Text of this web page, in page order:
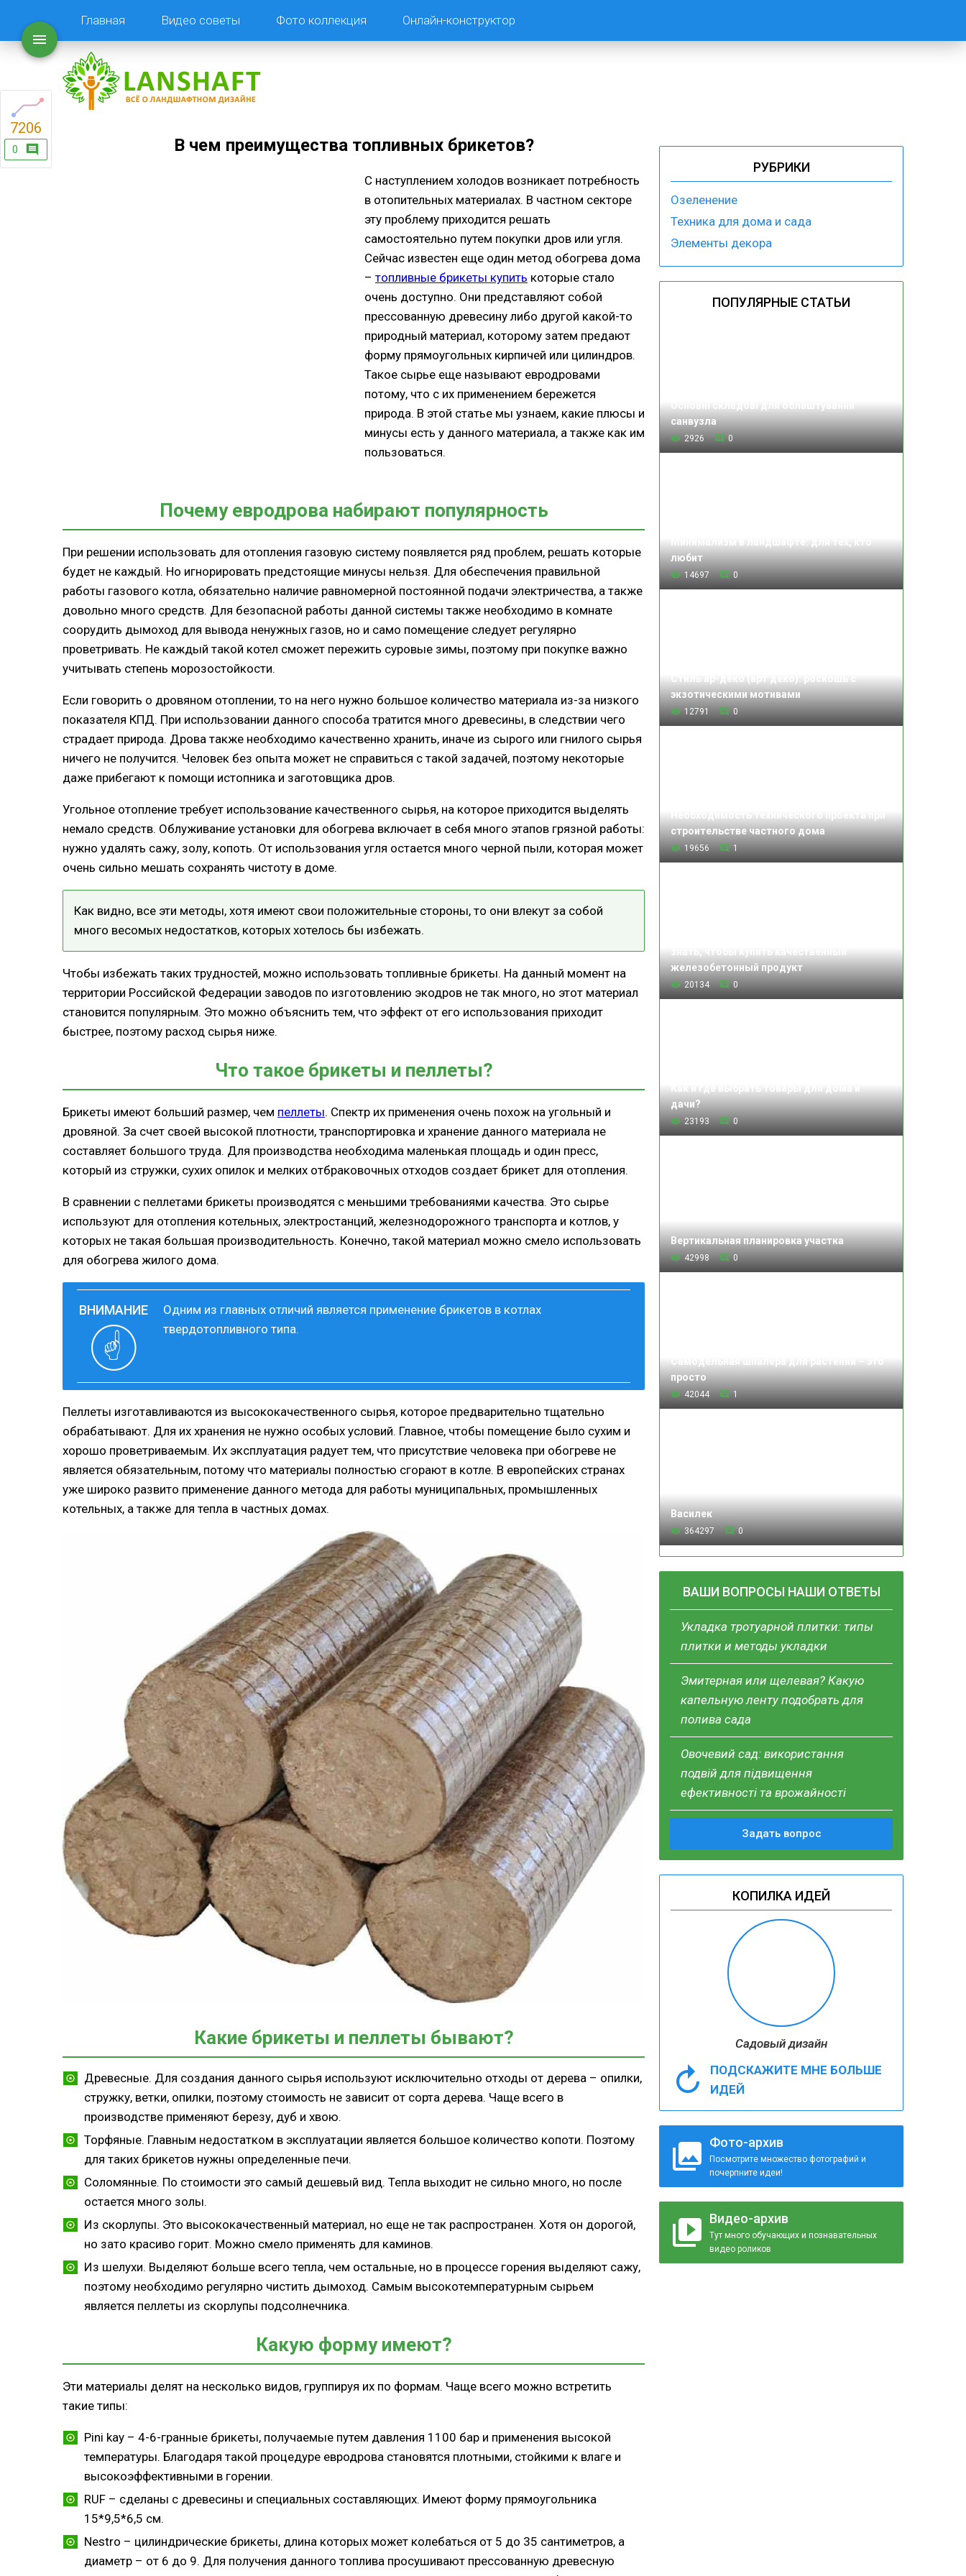
Главная Видео советы Фото коллекция Онлайн-конструктор
РУБРИКИ
Озеленение
Техника для дома и сада
Элементы декора
ПОПУЛЯРНЫЕ СТАТЬИ
санвузла
2926 0
любит
14697 0
экзотическими мотивами
12791 0
строительстве частного дома
19656 1
железобетонный продукт
20134 0
дачи?
23193 0
Вертикальная планировка участка
42998 0
просто
42044 1
Василек
364297 0
ВАШИ ВОПРОСЫ НАШИ ОТВЕТЫ
Укладка тротуарной плитки: типы
плитки и методы укладки
Эмитерная или щелевая? Какую
капельную ленту подобрать для
полива сада
Овочевий сад: використання
подвій для підвищення
ефективності та врожайності
Задать вопрос
КОПИЛКА ИДЕЙ
Садовый дизайн
ПОДСКАЖИТЕ МНЕ БОЛЬШЕ
ИДЕЙ
Фото-архив
Посмотрите множество фотографий и
почерпните идеи!
Видео-архив
Тут много обучающих и познавательных
видео роликов
В чем преимущества топливных брикетов?
0
7206
С наступлением холодов возникает потребность
в отопительных материалах. В частном секторе
эту проблему приходится решать
самостоятельно путем покупки дров или угля.
Сейчас известен еще один метод обогрева дома
– топливные брикеты купить которые стало
очень доступно. Они представляют собой
прессованную древесину либо другой какой-то
природный материал, которому затем предают
форму прямоугольных кирпичей или цилиндров.
Такое сырье еще называют евродровами
потому, что с их применением бережется
природа. В этой статье мы узнаем, какие плюсы и
минусы есть у данного материала, а также как им
пользоваться.
Почему евродрова набирают популярность
При решении использовать для отопления газовую систему появляется ряд проблем, решать которые
будет не каждый. Но игнорировать предстоящие минусы нельзя. Для обеспечения правильной
работы газового котла, обязательно наличие равномерной постоянной подачи электричества, а также
довольно много средств. Для безопасной работы данной системы также необходимо в комнате
соорудить дымоход для вывода ненужных газов, но и само помещение следует регулярно
проветривать. Не каждый такой котел сможет пережить суровые зимы, поэтому при покупке важно
учитывать степень морозостойкости.
Если говорить о дровяном отоплении, то на него нужно большое количество материала из-за низкого
показателя КПД. При использовании данного способа тратится много древесины, в следствии чего
страдает природа. Дрова также необходимо качественно хранить, иначе из сырого или гнилого сырья
ничего не получится. Человек без опыта может не справиться с такой задачей, поэтому некоторые
даже прибегают к помощи истопника и заготовщика дров.
Угольное отопление требует использование качественного сырья, на которое приходится выделять
немало средств. Облуживание установки для обогрева включает в себя много этапов грязной работы:
нужно удалять сажу, золу, копоть. От использования угля остается много черной пыли, которая может
очень сильно мешать сохранять чистоту в доме.
Как видно, все эти методы, хотя имеют свои положительные стороны, то они влекут за собой
много весомых недостатков, которых хотелось бы избежать.
Чтобы избежать таких трудностей, можно использовать топливные брикеты. На данный момент на
территории Российской Федерации заводов по изготовлению экодров не так много, но этот материал
становится популярным. Это можно объяснить тем, что эффект от его использования приходит
быстрее, поэтому расход сырья ниже.
Что такое брикеты и пеллеты?
Брикеты имеют больший размер, чем пеллеты. Спектр их применения очень похож на угольный и
дровяной. За счет своей высокой плотности, транспортировка и хранение данного материала не
составляет большого труда. Для производства необходима маленькая площадь и один пресс,
который из стружки, сухих опилок и мелких отбраковочных отходов создает брикет для отопления.
В сравнении с пеллетами брикеты производятся с меньшими требованиями качества. Это сырье
используют для отопления котельных, электростанций, железнодорожного транспорта и котлов, у
которых не такая большая производительность. Конечно, такой материал можно смело использовать
для обогрева жилого дома.
Одним из главных отличий является применение брикетов в котлах
твердотопливного типа.
Пеллеты изготавливаются из высококачественного сырья, которое предварительно тщательно
обрабатывают. Для их хранения не нужно особых условий. Главное, чтобы помещение было сухим и
хорошо проветриваемым. Их эксплуатация радует тем, что присутствие человека при обогреве не
является обязательным, потому что материалы полностью сгорают в котле. В европейских странах
уже широко развито применение данного метода для работы муниципальных, промышленных
котельных, а также для тепла в частных домах.
Какие брикеты и пеллеты бывают?
Древесные. Для создания данного сырья используют исключительно отходы от дерева – опилки,
стружку, ветки, опилки, поэтому стоимость не зависит от сорта дерева. Чаще всего в
производстве применяют березу, дуб и хвою.
Торфяные. Главным недостатком в эксплуатации является большое количество копоти. Поэтому
для таких брикетов нужны определенные печи.
Соломянные. По стоимости это самый дешевый вид. Тепла выходит не сильно много, но после
остается много золы.
Из скорлупы. Это высококачественный материал, но еще не так распространен. Хотя он дорогой,
но зато красиво горит. Можно смело применять для каминов.
Из шелухи. Выделяют больше всего тепла, чем остальные, но в процессе горения выделяют сажу,
поэтому необходимо регулярно чистить дымоход. Самым высокотемпературным сырьем
является пеллеты из скорлупы подсолнечника.
Какую форму имеют?
Эти материалы делят на несколько видов, группируя их по формам. Чаще всего можно встретить
такие типы:
Pini kay – 4-6-гранные брикеты, получаемые путем давления 1100 бар и применения высокой
температуры. Благодаря такой процедуре евродрова становятся плотными, стойкими к влаге и
высокоэффективными в горении.
RUF – сделаны с древесины и специальных составляющих. Имеют форму прямоугольника
15*9,5*6,5 см.
Nestro – цилиндрические брикеты, длина которых может колебаться от 5 до 35 сантиметров, а
диаметр – от 6 до 9. Для получения данного топлива просушивают прессованную древесную